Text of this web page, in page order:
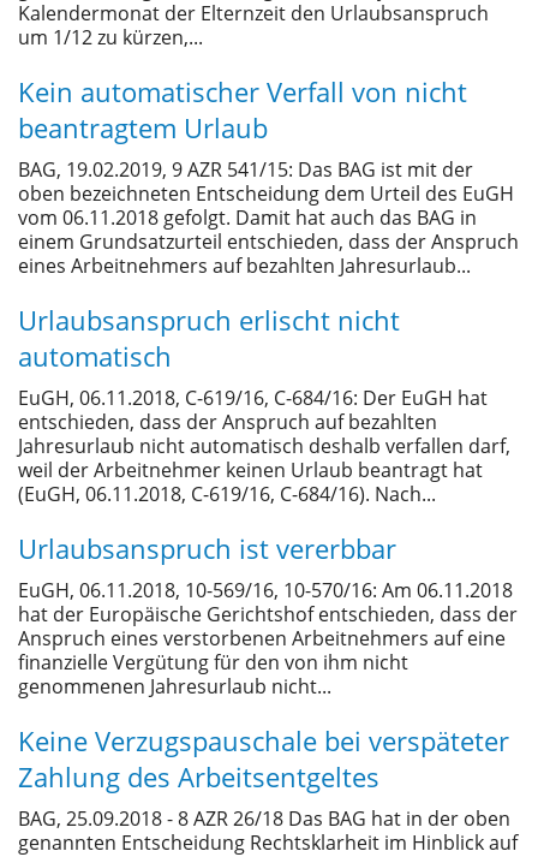
Kalendermonat der Elternzeit den Urlaubsanspruch
um 1/12 zu kürzen,...
Kein automatischer Verfall von nicht
beantragtem Urlaub
BAG, 19.02.2019, 9 AZR 541/15: Das BAG ist mit der
oben bezeichneten Entscheidung dem Urteil des EuGH
vom 06.11.2018 gefolgt. Damit hat auch das BAG in
einem Grundsatzurteil entschieden, dass der Anspruch
eines Arbeitnehmers auf bezahlten Jahresurlaub...
Urlaubsanspruch erlischt nicht
automatisch
EuGH, 06.11.2018, C-619/16, C-684/16: Der EuGH hat
entschieden, dass der Anspruch auf bezahlten
Jahresurlaub nicht automatisch deshalb verfallen darf,
weil der Arbeitnehmer keinen Urlaub beantragt hat
(EuGH, 06.11.2018, C-619/16, C-684/16). Nach...
Urlaubsanspruch ist vererbbar
EuGH, 06.11.2018, 10-569/16, 10-570/16: Am 06.11.2018
hat der Europäische Gerichtshof entschieden, dass der
Anspruch eines verstorbenen Arbeitnehmers auf eine
finanzielle Vergütung für den von ihm nicht
genommenen Jahresurlaub nicht...
Keine Verzugspauschale bei verspäteter
Zahlung des Arbeitsentgeltes
BAG, 25.09.2018 - 8 AZR 26/18 Das BAG hat in der oben
genannten Entscheidung Rechtsklarheit im Hinblick auf